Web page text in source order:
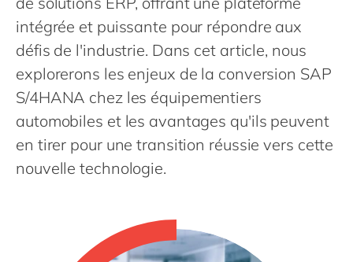
Philippines
Singapore
Switzerland
UK & Ireland
USA & Canada
intégrée et puissante pour répondre aux
défis de l'industrie. Dans cet article, nous
explorerons les enjeux de la conversion SAP
S/4HANA chez les équipementiers
automobiles et les avantages qu'ils peuvent
en tirer pour une transition réussie vers cette
nouvelle technologie.